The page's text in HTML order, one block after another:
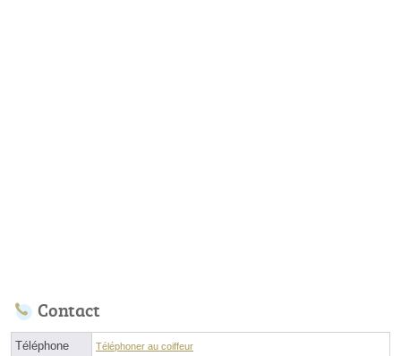
Contact
Téléphone Téléphoner au coiffeur